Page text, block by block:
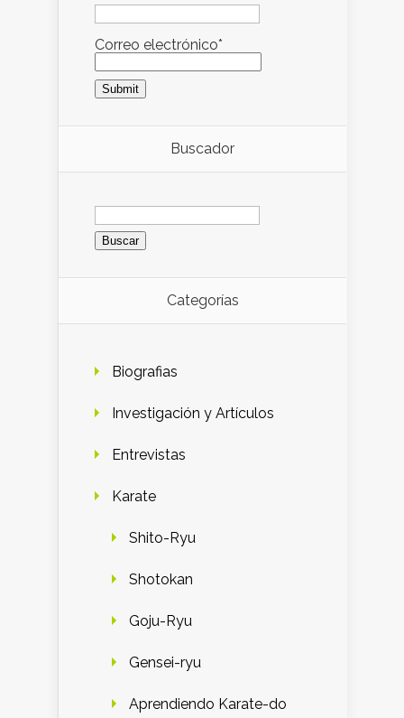
Correo electrónico*
Buscador
Buscar:
Categorías
Biografias
Investigación y Artículos
Entrevistas
Karate
Shito-Ryu
Shotokan
Goju-Ryu
Gensei-ryu
Aprendiendo Karate-do